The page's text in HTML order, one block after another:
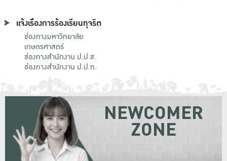
แจ้งเรื่องการร้องเรียนทุจริต
ช่องทางมหาวิทยาลัย
เกษตรศาสตร์
ช่องทางสำนักงาน ป.ป.ช.
ช่องทางสำนักงาน ป.ป.ท.
NEWCOMER
ZONE